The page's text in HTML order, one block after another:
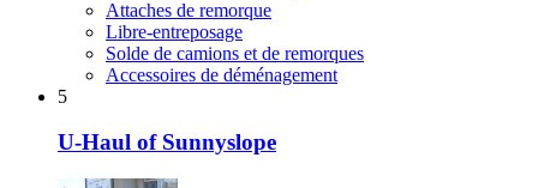
Attaches de remorque
Libre-entreposage
Solde de camions et de remorques
Accessoires de déménagement
5
U-Haul of Sunnyslope